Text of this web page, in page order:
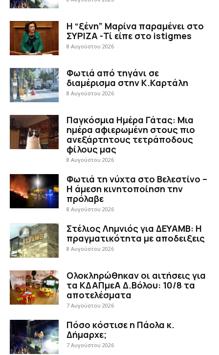
Η “ξένη” Μαρίνα παραμένει στο
ΣΥΡΙΖΑ -Τί είπε στο istigmes
8 Αυγούστου 2026
Φωτιά από τηγάνι σε
διαμέρισμα στην Κ.Καρτάλη
8 Αυγούστου 2026
Παγκόσμια Ημέρα Γάτας: Μια
ημέρα αφιερωμένη στους πιο
ανεξάρτητους τετράποδους
φίλους μας
8 Αυγούστου 2026
Φωτιά τη νύχτα στο Βελεστίνο –
Η άμεση κινητοποίηση την
πρόλαβε
8 Αυγούστου 2026
Στέλιος Λημνιός για ΔΕΥΑΜΒ: Η
πραγματικότητα με αποδειξεις
8 Αυγούστου 2026
Ολοκληρώθηκαν οι αιτήσεις για
τα ΚΔΑΠμεΑ Δ.Βόλου: 10/8 τα
αποτελέσματα
7 Αυγούστου 2026
Πόσο κόστισε η Πάολα κ.
Δήμαρχε;
7 Αυγούστου 2026